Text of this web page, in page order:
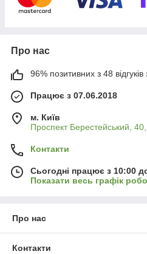
Про нас
96% позитивних з 48 відгуків
Працює з 07.06.2018
м. Київ
Проспект Берестейський, 40,
Контакти
Сьогодні працює з 10:00
Показати весь графік
Про нас
Контакти